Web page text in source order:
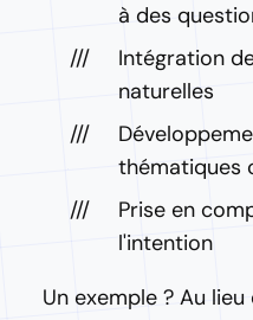
à des
Intégration
naturelles
thématiques
Prise en
l'intention
Un exemple ? Au